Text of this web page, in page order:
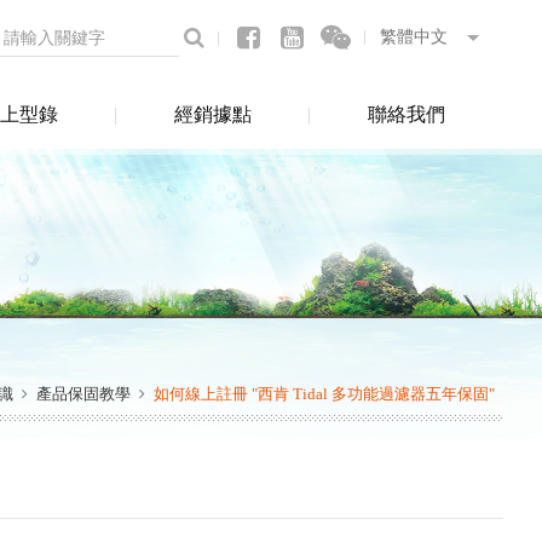
型錄 經銷據點 聯絡我們
產品保固教學 如何線上註冊 "西肯 Tidal 多功能過濾器五年保固"